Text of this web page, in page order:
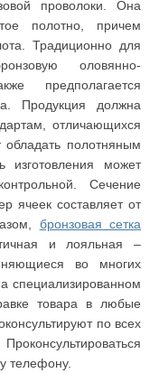
проволоки. Она
полотно, причем
Традиционно для
оловянно-
предполагается
Продукция должна
отличающихся
полотняным
изготовления может
Сечение
ячеек составляет от
бронзовая сетка
и лояльная –
во многих
специализированном
товара в любые
по всех
телефону.